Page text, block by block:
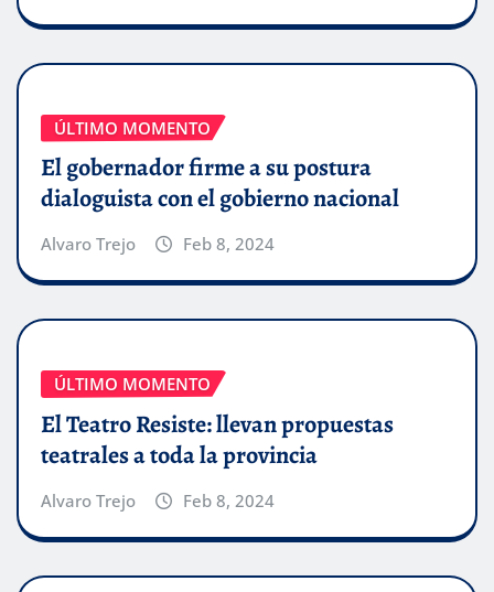
ÚLTIMO MOMENTO
El gobernador firme a su postura
dialoguista con el gobierno nacional
Alvaro Trejo Feb 8, 2024
ÚLTIMO MOMENTO
El Teatro Resiste: llevan propuestas
teatrales a toda la provincia
Alvaro Trejo Feb 8, 2024